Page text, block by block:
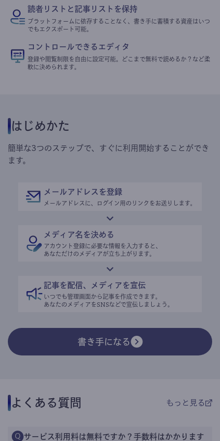
読者リストと記事リストを保持
プラットフォームに依存することなく、書き手に蓄積する資産はいつ
でもエクスポート可能。
コントロールできるエディタ
登録や閲覧制限を自由に設定可能。どこまで無料で読めるか？など柔
軟に決められます。
はじめかた
簡単な3つのステップで、すぐに利用開始することができ
ます。
メールアドレスを登録
メールアドレスに、ログイン用のリンクをお送りします。
メディア名を決める
アカウント登録に必要な情報を入力すると、
あなただけのメディアが立ち上がります。
記事を配信、メディアを宣伝
いつでも管理画面から記事を作成できます。
あなたのメディアをSNSなどで宣伝しましょう。
書き手になる
よくある質問 もっと見る
Q サービス利用料は無料ですか？手数料はかかります